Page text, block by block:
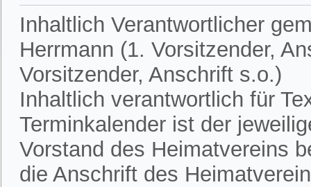
Inhaltlich Verantwortlicher
Herrmann (1. Vorsitzender,
Vorsitzender, Anschrift s.o.)
Inhaltlich verantwortlich für
Terminkalender ist der
Vorstand des Heimatvereins
die Anschrift des